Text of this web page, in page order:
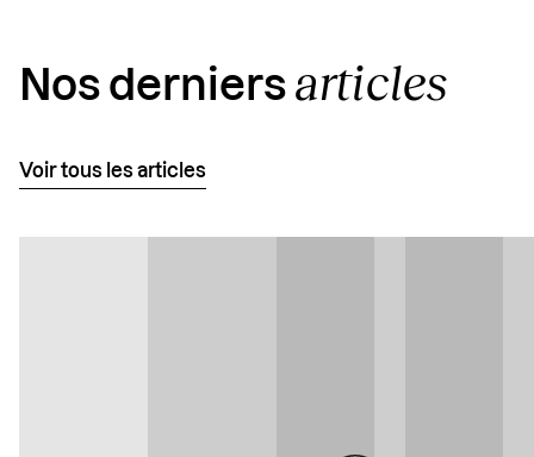
Nos derniers articles
Voir tous les articles